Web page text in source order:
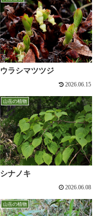
ウラシマツツジ
2026.06.15
山岳の植物
シナノキ
2026.06.08
山岳の植物